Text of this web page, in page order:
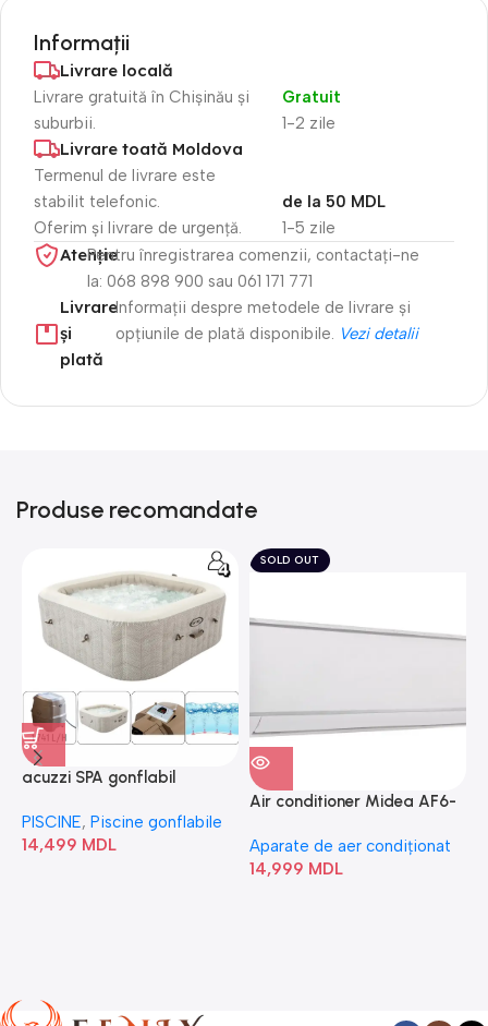
Informații
Livrare locală
Livrare gratuită în Chișinău și
suburbii.
1-2 zile
Gratuit
Livrare toată Moldova
Termenul de livrare este
stabilit telefonic.
Oferim și livrare de urgență.
1-5 zile
de la 50 MDL
Atenție​Pentru înregistrarea comenzii, contactați-ne
la: 068 898 900 sau 061 171 771
Livrare
și
plată
Informații despre metodele de livrare și
opțiunile de plată disponibile. Vezi detalii
Produse recomandate
acuzzi SPA gonflabil
Bubble” 28446
PISCINE, Piscine gonflabile
14,499 MDL
SOLD OUT
Air conditioner Midea AF6-
Aparate de aer condiționat
14,999 MDL